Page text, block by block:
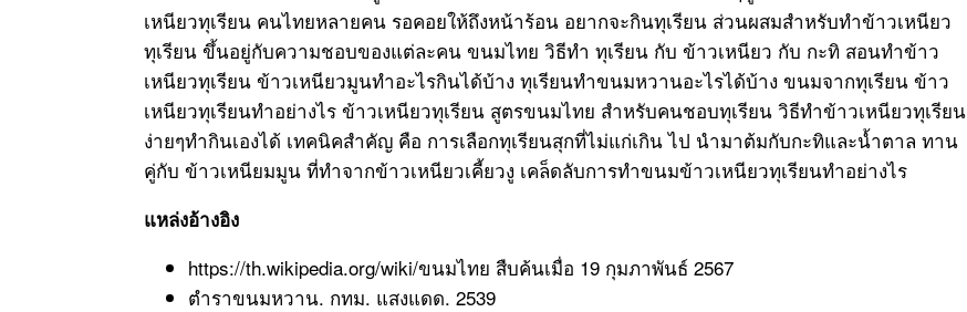
เหนียวทุเรียน คนไทยหลายคน รอคอยให้ถึงหน้าร้อน อยากจะกินทุเรียน ส่วนผสมสำหรับทำข้าวเหนียว
ทุเรียน ขึ้นอยู่กับความชอบของแต่ละคน ขนมไทย วิธีทำ ทุเรียน กับ ข้าวเหนียว กับ กะทิ สอนทำข้าว
เหนียวทุเรียน ข้าวเหนียวมูนทำอะไรกินได้บ้าง ทุเรียนทำขนมหวานอะไรได้บ้าง ขนมจากทุเรียน ข้าว
เหนียวทุเรียนทำอย่างไร ข้าวเหนียวทุเรียน สูตรขนมไทย สำหรับคนชอบทุเรียน วิธีทำข้าวเหนียวทุเรียน
ง่ายๆทำกินเองได้ เทคนิคสำคัญ คือ การเลือกทุเรียนสุกที่ไม่แก่เกิน ไป นำมาต้มกับกะทิและน้ำตาล ทาน
คู่กับ ข้าวเหนียมมูน ที่ทำจากข้าวเหนียวเคี้ยวงู เคล็ดลับการทำขนมข้าวเหนียวทุเรียนทำอย่างไร
แหล่งอ้างอิง
https://th.wikipedia.org/wiki/ขนมไทย สืบค้นเมื่อ 19 กุมภาพันธ์ 2567
ตำราขนมหวาน. กทม. แสงแดด. 2539